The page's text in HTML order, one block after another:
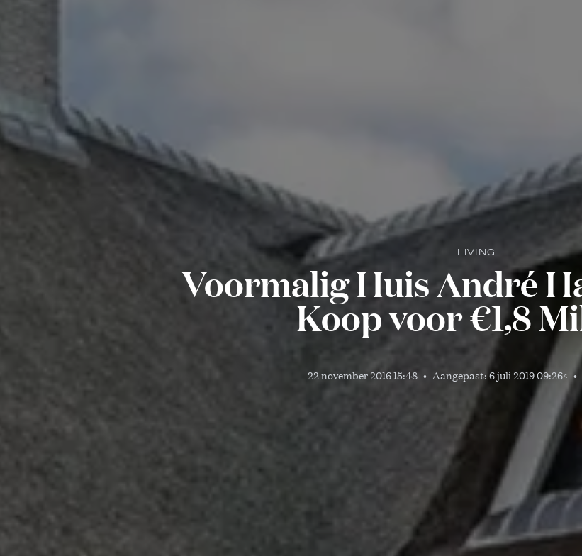
LIVING
Voormalig Huis André
Koop voor €1,8
22 november 2016 15:48 • Aangepast: 6 juli 2019 09:26< •